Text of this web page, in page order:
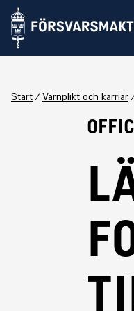
Start Värnplikt och karriär